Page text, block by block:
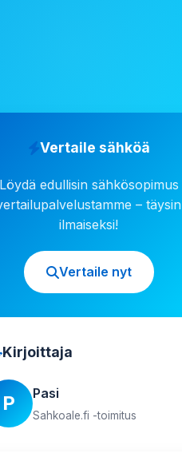
Vertaile sähköä
Löydä edullisin sähkösopimus
– täysin
ilmaiseksi!
Vertaile nyt
Kirjoittaja
P Pasi
Sahkoale.fi -toimitus